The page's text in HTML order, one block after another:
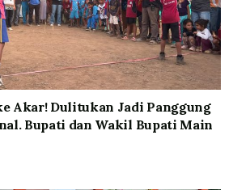
Akar! Dulitukan Jadi Panggung
Bupati dan Wakil Bupati Main